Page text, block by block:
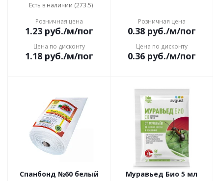
Есть в наличии (273.5)
Розничная цена
1.23руб./м/пог
Цена по дисконту
1.18руб./м/пог
Розничная цена
0.38руб./м/пог
Цена по дисконту
0.36руб./м/пог
Спанбонд №60 белый
Муравьед Био 5 мл